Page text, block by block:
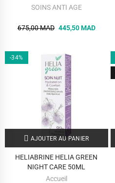
MARIN ANTI AGE 30ML
SOINS ANTI AGE
675,00 MAD 445,50 MAD
-34%
AJOUTER AU PANIER
HELIABRINE HELIA GREEN
NIGHT CARE 50ML
Accueil